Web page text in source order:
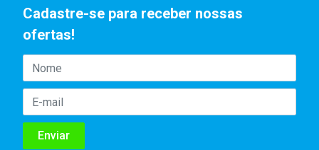
Cadastre-se para receber nossas
ofertas!